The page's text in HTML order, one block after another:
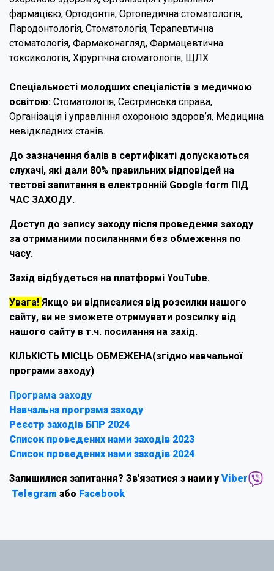
фармацією, Ортодонтія, Ортопедична стоматологія,
Пародонтологія, Стоматологія, Терапевтична
стоматологія, Фармаконагляд, Фармацевтична
токсикологія, Хірургічна стоматологія, ЩЛХ
Спеціальності молодших спеціалістів з медичною
освітою: Стоматологія, Сестринська справа,
Організація і управління охороною здоров’я, Медицина
невідкладних станів.
До зазначення балів в сертифікаті допускаються
слухачі, які дали 80% правильних відповідей на
тестові запитання в електронній Google form ПІД
ЧАС ЗАХОДУ.
Доступ до запису заходу після проведення заходу
за отриманими посиланнями без обмеження по
часу.
Захід відбудеться на платформі YouTube.
Увага! Якщо ви відписалися від розсилки нашого
сайту, ви не зможете отримувати розсилку від
нашого сайту в т.ч. посилання на захід.
КІЛЬКІСТЬ МІСЦЬ ОБМЕЖЕНА(згідно навчальної
програми заходу)
Програма заходу
Навчальна програма заходу
Реєстр заходів БПР 2024
Список проведених нами заходів 2023
Список проведених нами заходів 2024
Залишилися запитання? Зв'язатися з нами уViber
Telegram або Facebook